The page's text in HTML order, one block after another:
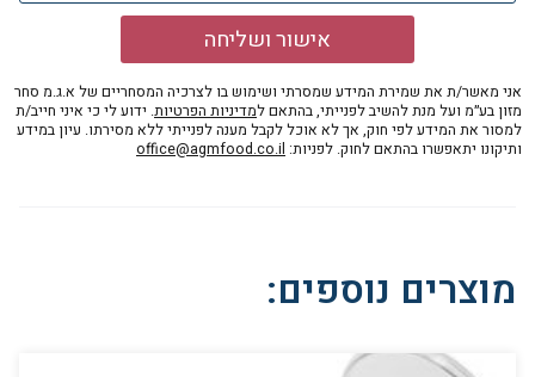
אישור ושליחה
אני מאשר/ת את שמירת המידע שמסרתי ושימוש בו לצרכיה המסחריים של א.ג.מ סחר
מזון בע״מ ועל מנת להשיב לפנייתי, בהתאם למדיניות הפרטיות. ידוע לי כי איני חייב/ת
למסור את המידע לפי חוק, אך לא אוכל לקבל מענה לפנייתי ללא מסירתו. עיון במידע
ותיקונו יתאפשרו בהתאם לחוק. לפניות: office@agmfood.co.il
מוצרים נוספים: